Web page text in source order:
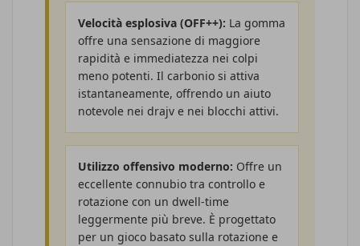
Velocità esplosiva (OFF++): La gomma
offre una sensazione di maggiore
rapidità e immediatezza nei colpi
meno potenti. Il carbonio si attiva
istantaneamente, offrendo un aiuto
notevole nei drajv e nei blocchi attivi.
Utilizzo offensivo moderno: Offre un
eccellente connubio tra controllo e
rotazione con un dwell-time
leggermente più breve. È progettato
per un gioco basato sulla rotazione e